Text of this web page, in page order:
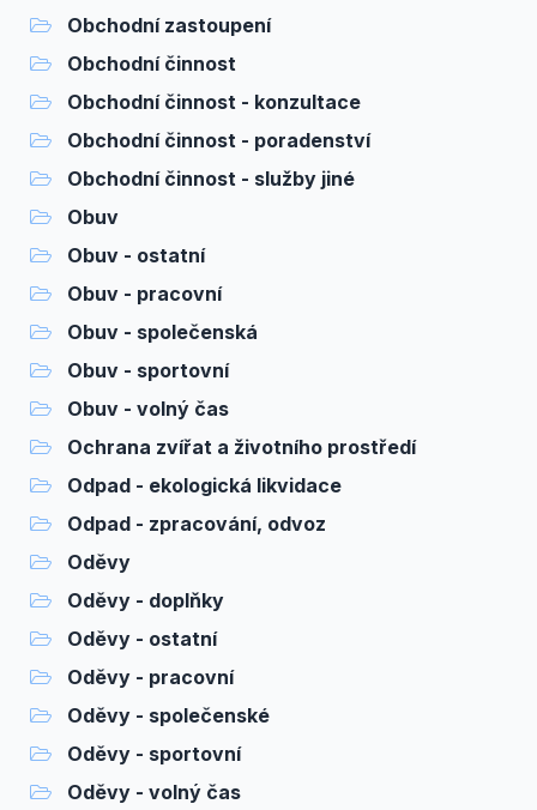
Obchodní zastoupení
Obchodní činnost
Obchodní činnost - konzultace
Obchodní činnost - poradenství
Obchodní činnost - služby jiné
Obuv
Obuv - ostatní
Obuv - pracovní
Obuv - společenská
Obuv - sportovní
Obuv - volný čas
Ochrana zvířat a životního prostředí
Odpad - ekologická likvidace
Odpad - zpracování, odvoz
Oděvy
Oděvy - doplňky
Oděvy - ostatní
Oděvy - pracovní
Oděvy - společenské
Oděvy - sportovní
Oděvy - volný čas